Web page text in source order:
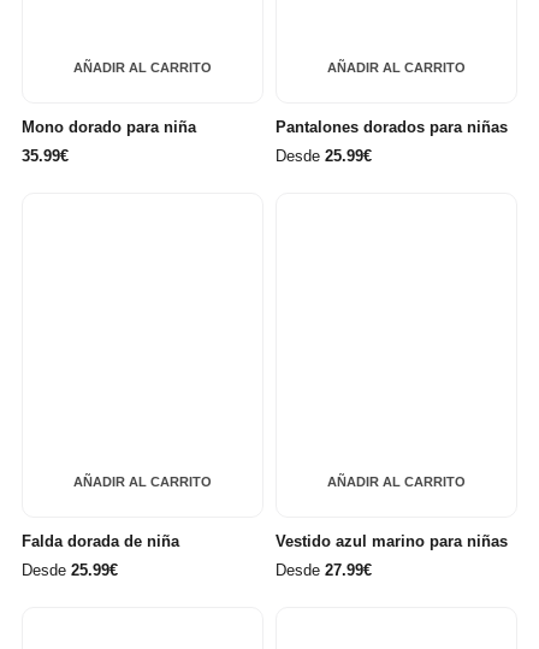
AÑADIR AL CARRITO
Mono dorado para niña
35.99€
AÑADIR AL CARRITO
Pantalones dorados para niñas
Desde 25.99€
AÑADIR AL CARRITO
Falda dorada de niña
Desde 25.99€
AÑADIR AL CARRITO
Vestido azul marino para niñas
Desde 27.99€